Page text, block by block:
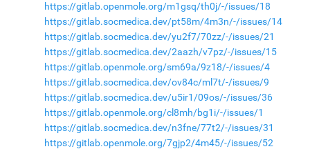
https://gitlab.openmole.org/m1gsq/th0j/-/issues/18
https://gitlab.socmedica.dev/pt58m/4m3n/-/issues/14
https://gitlab.socmedica.dev/yu2f7/70zz/-/issues/21
https://gitlab.socmedica.dev/2aazh/v7pz/-/issues/15
https://gitlab.openmole.org/sm69a/9z18/-/issues/4
https://gitlab.socmedica.dev/ov84c/ml7t/-/issues/9
https://gitlab.socmedica.dev/u5ir1/09os/-/issues/36
https://gitlab.openmole.org/cl8mh/bg1i/-/issues/1
https://gitlab.socmedica.dev/n3fne/77t2/-/issues/31
https://gitlab.openmole.org/7gjp2/4m45/-/issues/52